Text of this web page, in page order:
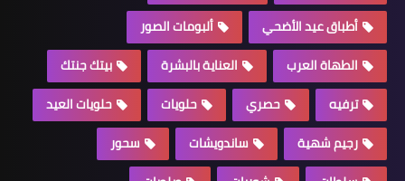
أطباق عيد الأضحي
ألبومات الصور
الطهاة العرب
العناية بالبشرة
بيتك جنتك
ترفيه
حصري حلويات
حلويات العيد
رجيم شهية
ساندويشات
سحور